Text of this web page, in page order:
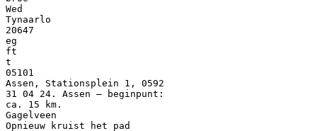
Wed
Tynaarlo
20647
eg
ft
t
05101
Assen, Stationsplein 1, 0592
31 04 24. Assen – beginpunt:
ca. 15 km.
Gagelveen
Opnieuw kruist het pad